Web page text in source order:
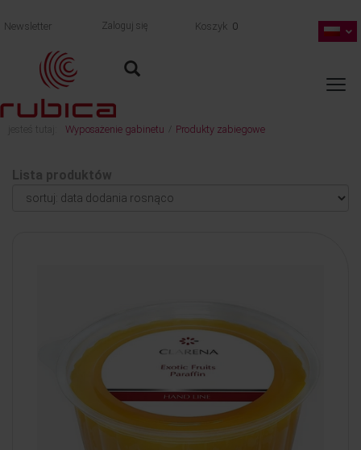
Newsletter Zaloguj się Koszyk 0
jesteś tutaj: Wyposażenie gabinetu Produkty zabiegowe
Lista produktów